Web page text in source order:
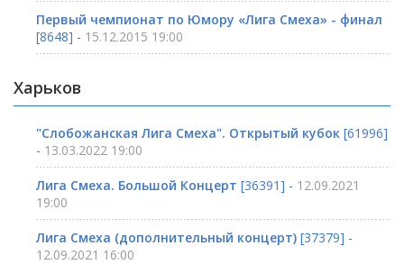
Первый чемпионат по Юмору «Лига Смеха» - финал
[8648] - 15.12.2015 19:00
Харьков
"Слобожанская Лига Смеха". Открытый кубок [61996]
- 13.03.2022 19:00
Лига Смеха. Большой Концерт [36391] - 12.09.2021
19:00
Лига Смеха (дополнительный концерт) [37379] -
12.09.2021 16:00